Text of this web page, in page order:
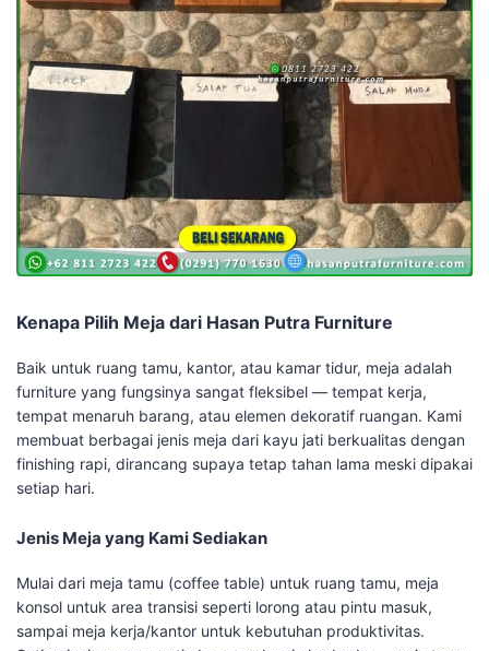
Kenapa Pilih Meja dari Hasan Putra Furniture
Baik untuk ruang tamu, kantor, atau kamar tidur, meja adalah
furniture yang fungsinya sangat fleksibel — tempat kerja,
tempat menaruh barang, atau elemen dekoratif ruangan. Kami
membuat berbagai jenis meja dari kayu jati berkualitas dengan
finishing rapi, dirancang supaya tetap tahan lama meski dipakai
setiap hari.
Jenis Meja yang Kami Sediakan
Mulai dari meja tamu (coffee table) untuk ruang tamu, meja
konsol untuk area transisi seperti lorong atau pintu masuk,
sampai meja kerja/kantor untuk kebutuhan produktivitas.